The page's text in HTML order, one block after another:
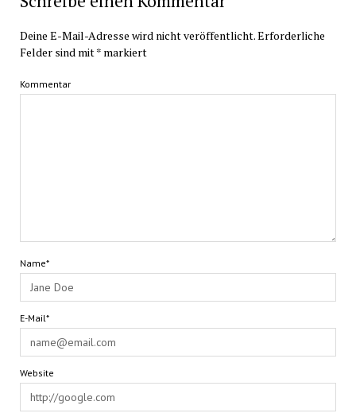
Deine E-Mail-Adresse wird nicht veröffentlicht.Erforderliche
Felder sind mit*markiert
Kommentar
Name*
E-Mail*
Website